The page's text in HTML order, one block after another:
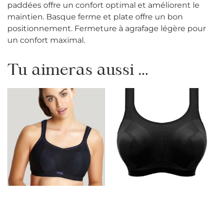
paddées offre un confort optimal et améliorent le
maintien. Basque ferme et plate offre un bon
positionnement. Fermeture à agrafage légère pour
un confort maximal.
Tu aimeras aussi ...